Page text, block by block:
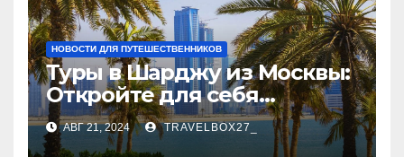
НОВОСТИ ДЛЯ ПУТЕШЕСТВЕННИКОВ
Туры в Шарджу из Москвы:
Откройте для себя
культурное сердце ОАЭ
АВГ 21, 2024 TRAVELBOX27_